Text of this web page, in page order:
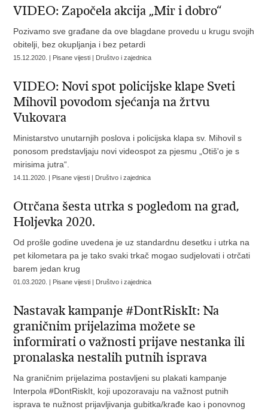
VIDEO: Započela akcija „Mir i dobro“
Pozivamo sve građane da ove blagdane provedu u krugu svojih
obitelji, bez okupljanja i bez petardi
15.12.2020. | Pisane vijesti | Društvo i zajednica
VIDEO: Novi spot policijske klape Sveti
Mihovil povodom sjećanja na žrtvu
Vukovara
Ministarstvo unutarnjih poslova i policijska klapa sv. Mihovil s
ponosom predstavljaju novi videospot za pjesmu „Otiš'o je s
mirisima jutra“.
14.11.2020. | Pisane vijesti | Društvo i zajednica
Otrčana šesta utrka s pogledom na grad,
Holjevka 2020.
Od prošle godine uvedena je uz standardnu desetku i utrka na
pet kilometara pa je tako svaki trkač mogao sudjelovati i otrčati
barem jedan krug
01.03.2020. | Pisane vijesti | Društvo i zajednica
Nastavak kampanje #DontRiskIt: Na
graničnim prijelazima možete se
informirati o važnosti prijave nestanka ili
pronalaska nestalih putnih isprava
Na graničnim prijelazima postavljeni su plakati kampanje
Interpola #DontRiskIt, koji upozoravaju na važnost putnih
isprava te nužnost prijavljivanja gubitka/krađe kao i ponovnog